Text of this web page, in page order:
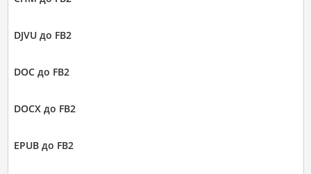
DJVU до FB2
DOC до FB2
DOCX до FB2
EPUB до FB2